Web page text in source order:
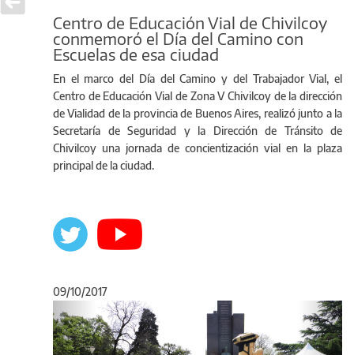
Centro de Educación Vial de Chivilcoy
conmemoró el Día del Camino con
Escuelas de esa ciudad
En el marco del Día del Camino y del Trabajador Vial, el
Centro de Educación Vial de Zona V Chivilcoy de la dirección
de Vialidad de la provincia de Buenos Aires, realizó junto a la
Secretaría de Seguridad y la Dirección de Tránsito de
Chivilcoy una jornada de concientización vial en la plaza
principal de la ciudad.
09/10/2017
Anterior